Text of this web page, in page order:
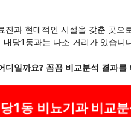
진과 현대적인 시설을 갖춘 곳으
당1동과는 다소 거리가 있습니
디일까요? 꼼꼼 비교분석 결과를
1동 비뇨기과 비교